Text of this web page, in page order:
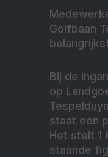
Golfbaan
Bij de
op
staat een
Het stelt 1
staande